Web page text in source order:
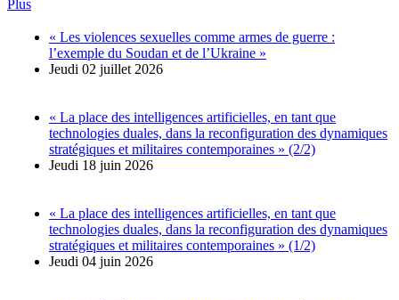
Plus
« Les violences sexuelles comme armes de guerre :
l’exemple du Soudan et de l’Ukraine »
Jeudi 02 juillet 2026
« La place des intelligences artificielles, en tant que
technologies duales, dans la reconfiguration des dynamiques
stratégiques et militaires contemporaines » (2/2)
Jeudi 18 juin 2026
« La place des intelligences artificielles, en tant que
technologies duales, dans la reconfiguration des dynamiques
stratégiques et militaires contemporaines » (1/2)
Jeudi 04 juin 2026